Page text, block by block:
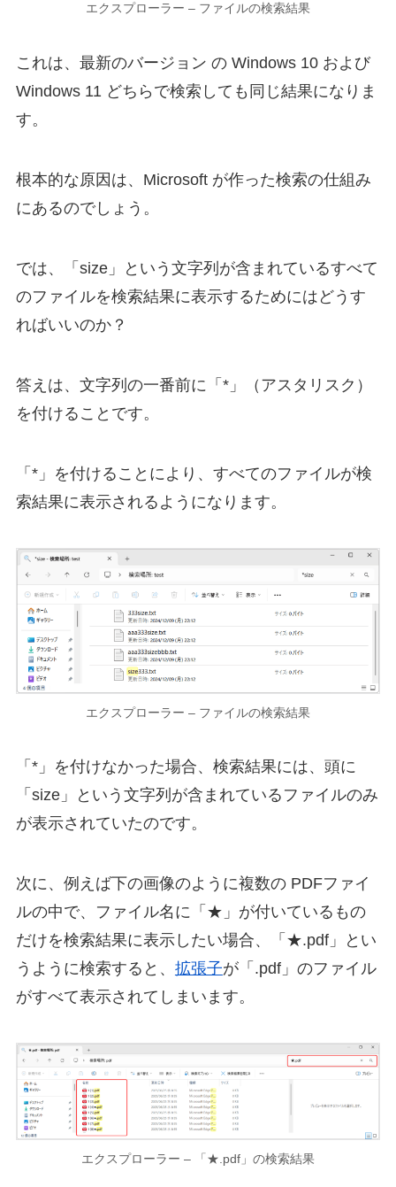
エクスプローラー – ファイルの検索結果
これは、最新のバージョン の Windows 10 および
Windows 11 どちらで検索しても同じ結果になりま
す。
根本的な原因は、Microsoft が作った検索の仕組み
にあるのでしょう。
では、「size」という文字列が含まれているすべて
のファイルを検索結果に表示するためにはどうす
ればいいのか？
答えは、文字列の一番前に「*」（アスタリスク）
を付けることです。
「*」を付けることにより、すべてのファイルが検
索結果に表示されるようになります。
エクスプローラー – ファイルの検索結果
「*」を付けなかった場合、検索結果には、頭に
「size」という文字列が含まれているファイルのみ
が表示されていたのです。
次に、例えば下の画像のように複数の PDFファイ
ルの中で、ファイル名に「★」が付いているもの
だけを検索結果に表示したい場合、「★.pdf」とい
うように検索すると、 拡張子が「.pdf」のファイル
がすべて表示されてしまいます。
エクスプローラー – 「★.pdf」の検索結果